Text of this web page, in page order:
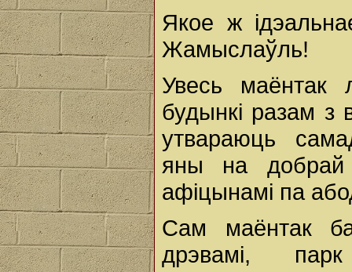
Якое ж
Жамыслаўль!
Увесь маёнтак
будынкі разам з
утвараюць
яны на добрай
афіцынамі па
Сам маёнтак
дрэвамі,